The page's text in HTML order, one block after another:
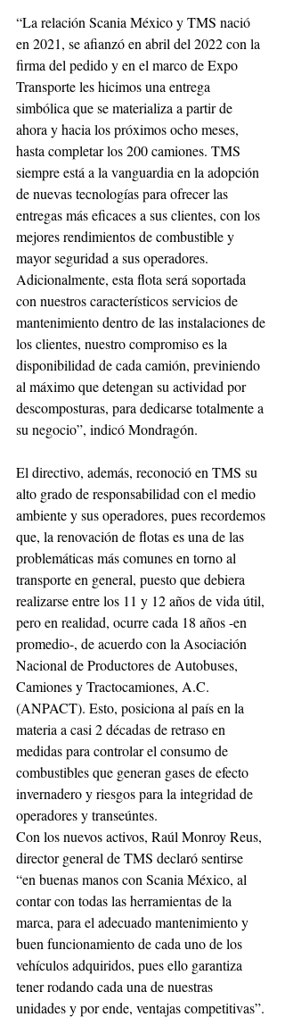
“La relación Scania México y TMS nació
en 2021, se afianzó en abril del 2022 con la
firma del pedido y en el marco de Expo
Transporte les hicimos una entrega
simbólica que se materializa a partir de
ahora y hacia los próximos ocho meses,
hasta completar los 200 camiones. TMS
siempre está a la vanguardia en la adopción
de nuevas tecnologías para ofrecer las
entregas más eficaces a sus clientes, con los
mejores rendimientos de combustible y
mayor seguridad a sus operadores.
Adicionalmente, esta flota será soportada
con nuestros característicos servicios de
mantenimiento dentro de las instalaciones de
los clientes, nuestro compromiso es la
disponibilidad de cada camión, previniendo
al máximo que detengan su actividad por
descomposturas, para dedicarse totalmente a
su negocio”, indicó Mondragón.
El directivo, además, reconoció en TMS su
alto grado de responsabilidad con el medio
ambiente y sus operadores, pues recordemos
que, la renovación de flotas es una de las
problemáticas más comunes en torno al
transporte en general, puesto que debiera
realizarse entre los 11 y 12 años de vida útil,
pero en realidad, ocurre cada 18 años -en
promedio-, de acuerdo con la Asociación
Nacional de Productores de Autobuses,
Camiones y Tractocamiones, A.C.
(ANPACT). Esto, posiciona al país en la
materia a casi 2 décadas de retraso en
medidas para controlar el consumo de
combustibles que generan gases de efecto
invernadero y riesgos para la integridad de
operadores y transeúntes.
Con los nuevos activos, Raúl Monroy Reus,
director general de TMS declaró sentirse
“en buenas manos con Scania México, al
contar con todas las herramientas de la
marca, para el adecuado mantenimiento y
buen funcionamiento de cada uno de los
vehículos adquiridos, pues ello garantiza
tener rodando cada una de nuestras
unidades y por ende, ventajas competitivas”.